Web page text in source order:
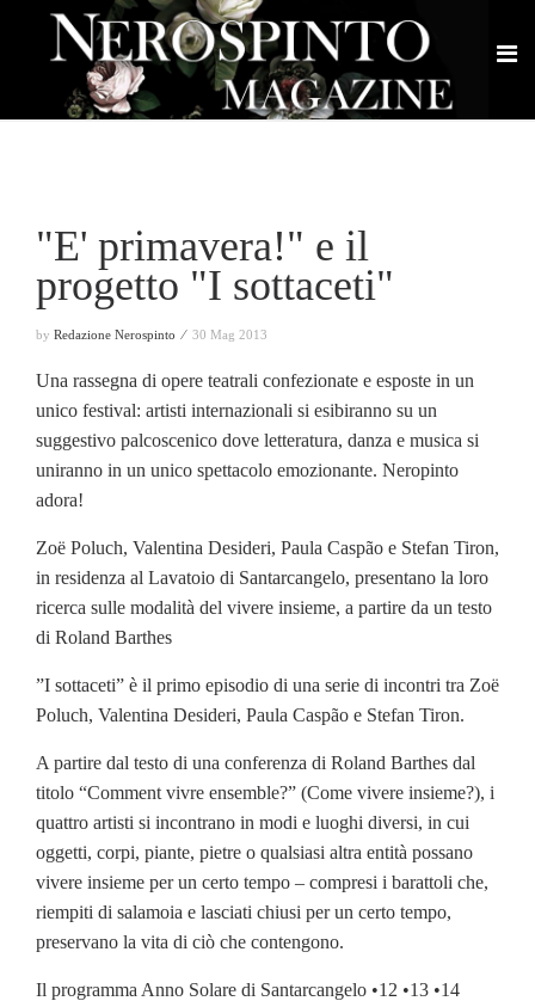
"E' primavera!" e il
progetto "I sottaceti"
by Redazione Nerospinto ⁄ 30 Mag 2013
Una rassegna di opere teatrali confezionate e esposte in un
unico festival: artisti internazionali si esibiranno su un
suggestivo palcoscenico dove letteratura, danza e musica si
uniranno in un unico spettacolo emozionante. Neropinto
adora!
Zoë Poluch, Valentina Desideri, Paula Caspão e Stefan Tiron,
in residenza al Lavatoio di Santarcangelo, presentano la loro
ricerca sulle modalità del vivere insieme, a partire da un testo
di Roland Barthes
”I sottaceti” è il primo episodio di una serie di incontri tra Zoë
Poluch, Valentina Desideri, Paula Caspão e Stefan Tiron.
A partire dal testo di una conferenza di Roland Barthes dal
titolo “Comment vivre ensemble?” (Come vivere insieme?), i
quattro artisti si incontrano in modi e luoghi diversi, in cui
oggetti, corpi, piante, pietre o qualsiasi altra entità possano
vivere insieme per un certo tempo – compresi i barattoli che,
riempiti di salamoia e lasciati chiusi per un certo tempo,
preservano la vita di ciò che contengono.
Il programma Anno Solare di Santarcangelo •12 •13 •14